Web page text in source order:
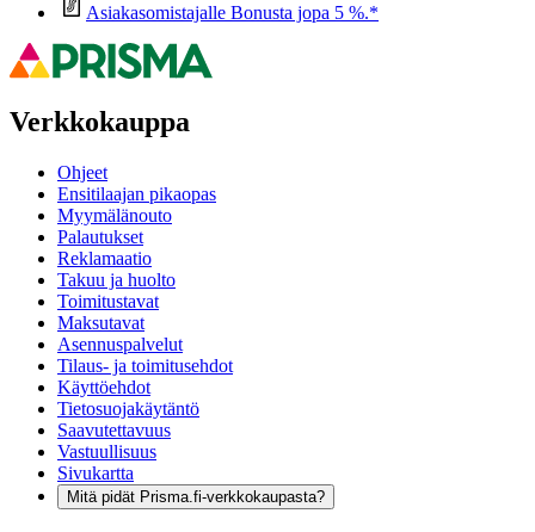
Asiakasomistajalle Bonusta jopa 5 %.*
Verkkokauppa
Ohjeet
Ensitilaajan pikaopas
Myymälänouto
Palautukset
Reklamaatio
Takuu ja huolto
Toimitustavat
Maksutavat
Asennuspalvelut
Tilaus- ja toimitusehdot
Käyttöehdot
Tietosuojakäytäntö
Saavutettavuus
Vastuullisuus
Sivukartta
Mitä pidät Prisma.fi-verkkokaupasta?